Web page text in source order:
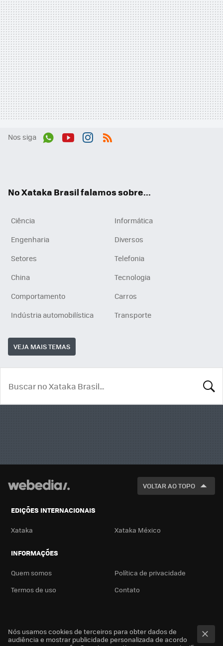
Nos siga
No Xataka Brasil falamos sobre...
Ciência
Informática
Engenharia
Diversos
Setores
Telefonia
China
Tecnologia
Comportamento
Carros
Indústria automobilística
Transporte
VEJA MAIS TEMAS
VOLTAR AO TOPO
EDIÇÕES INTERNACIONAIS
Xataka Xataka México
INFORMAÇÕES
Quem somos
Política de privacidade
Termos de uso
Contato
Nós usamos cookies de terceiros para obter dados de
audiência e mostrar publicidade personalizada de acordo